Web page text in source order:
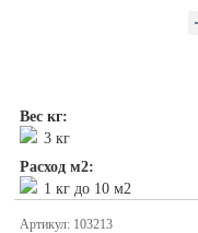
Вес кг:
3 кг
Расход м2:
1 кг до 10 м2
Артикул: 103213